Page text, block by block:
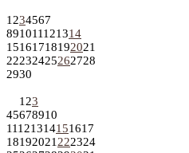
1 234567
891011121314
15161718192021
22232425262728
2930
1 23
45678910
11121314151617
18192021 222324